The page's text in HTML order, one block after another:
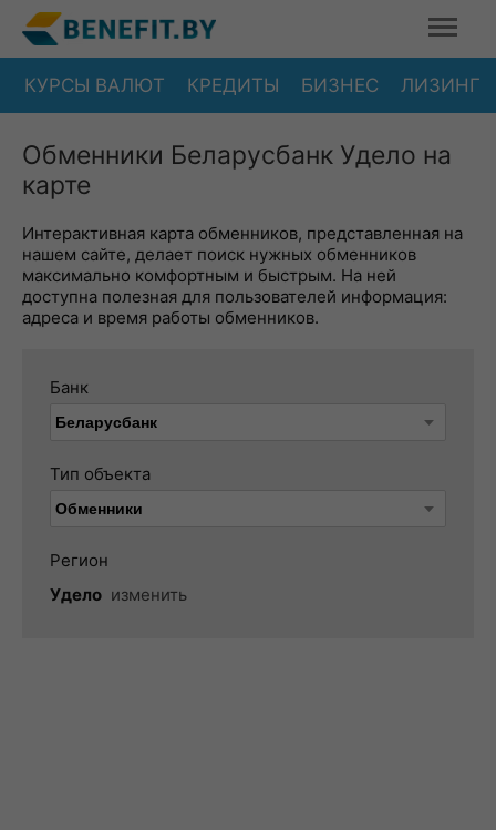
КУРСЫ ВАЛЮТ КРЕДИТЫ БИЗНЕС ЛИЗИНГ
Обменники Беларусбанк Удело на
карте
Интерактивная карта обменников, представленная на
нашем сайте, делает поиск нужных обменников
максимально комфортным и быстрым. На ней
доступна полезная для пользователей информация:
адреса и время работы обменников.
Банк
Тип объекта
Регион
Удело изменить